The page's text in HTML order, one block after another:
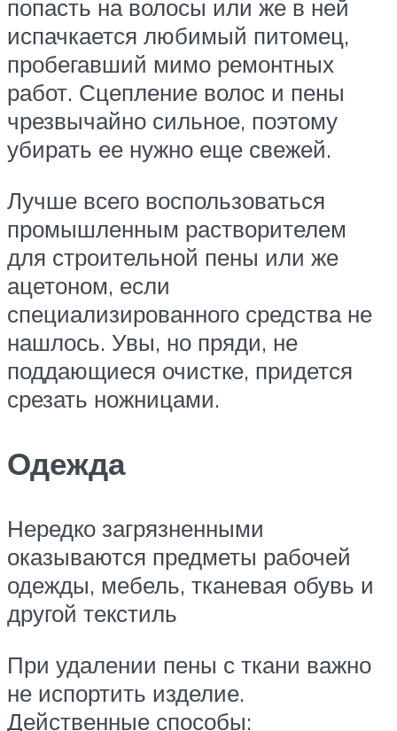
попасть на волосы или же в ней
испачкается любимый питомец,
пробегавший мимо ремонтных
работ. Сцепление волос и пены
чрезвычайно сильное, поэтому
убирать ее нужно еще свежей.
Лучше всего воспользоваться
промышленным растворителем
для строительной пены или же
ацетоном, если
специализированного средства не
нашлось. Увы, но пряди, не
поддающиеся очистке, придется
срезать ножницами.
Одежда
Нередко загрязненными
оказываются предметы рабочей
одежды, мебель, тканевая обувь и
другой текстиль
При удалении пены с ткани важно
не испортить изделие.
Действенные способы: